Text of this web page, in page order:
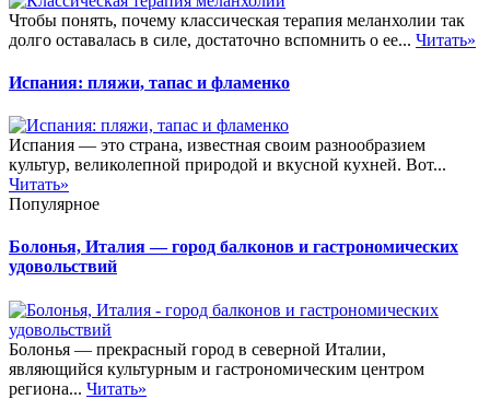
Чтобы понять, почему классическая терапия меланхолии так
долго оставалась в силе, достаточно вспомнить о ее... Читать»
Испания: пляжи, тапас и фламенко
Испания — это страна, известная своим разнообразием
культур, великолепной природой и вкусной кухней. Вот...
Читать»
Популярное
Болонья, Италия — город балконов и гастрономических
удовольствий
Болонья — прекрасный город в северной Италии,
являющийся культурным и гастрономическим центром
региона... Читать»